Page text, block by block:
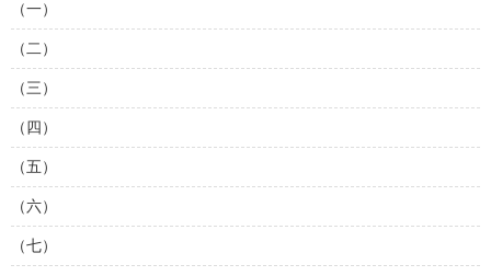
（一）
（二）
（三）
（四）
（五）
（六）
（七）